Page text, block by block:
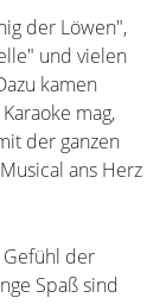
der Löwen",
und vielen
kamen
mag,
der ganzen
ans Herz
Gefühl der
Spaß sind